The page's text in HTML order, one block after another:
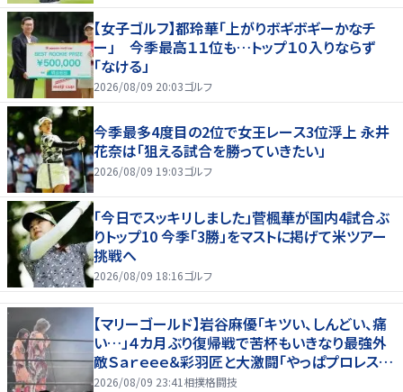
【女子ゴルフ】都玲華「上がりボギボギーかなチ
ー」 今季最高１１位も…トップ１０入りならず
「なける」
2026/08/09 20:03ゴルフ
今季最多4度目の2位で女王レース3位浮上 永井
花奈は「狙える試合を勝っていきたい」
2026/08/09 19:03ゴルフ
「今日でスッキリしました」菅楓華が国内4試合ぶ
りトップ10 今季「3勝」をマストに掲げて米ツアー
挑戦へ
2026/08/09 18:16ゴルフ
【マリーゴールド】岩谷麻優「キツい、しんどい、痛
い…」４カ月ぶり復帰戦で苦杯もいきなり最強外
敵Ｓａｒｅｅｅ＆彩羽匠と大激闘「やっぱプロレス大
好き」
2026/08/09 23:41 相撲格闘技